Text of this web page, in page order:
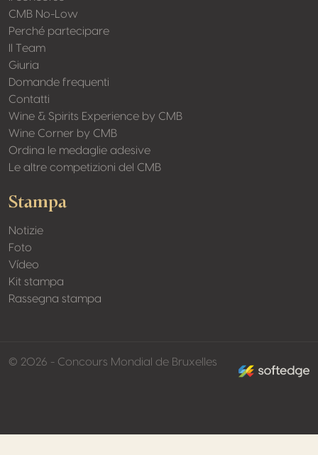
CMB No-Low
Perché partecipare
Il Team
Giuria
Domande frequenti
Contatti
Wine & Spirits Experience by CMB
Wine Corner by CMB
Ordina le medaglie adesive
Le altre competizioni del CMB
Stampa
Notizie
Foto
Vídeo
Kit stampa
Rassegna stampa
© 2026 - Concours Mondial de Bruxelles